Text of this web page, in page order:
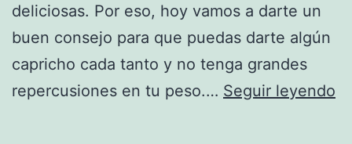
deliciosas. Por eso, hoy vamos a darte un
buen consejo para que puedas darte algún
capricho cada tanto y no tenga grandes
repercusiones en tu peso.… Seguir leyendo